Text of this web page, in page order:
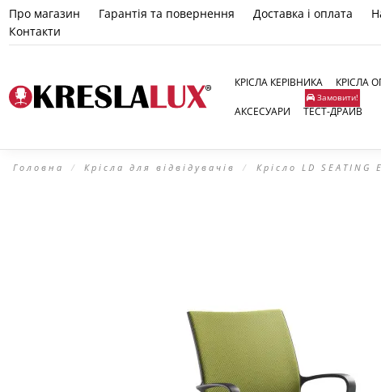
Про магазин Гарантія та повернення Доставка і оплата
Контакти
КРІСЛА КЕРІВНИКА КРІСЛА
АКСЕСУАРИ ТЕСТ-ДРАЙВ
Замовити!
Головна Крісла для відвідувачів Крісло LD SEATING